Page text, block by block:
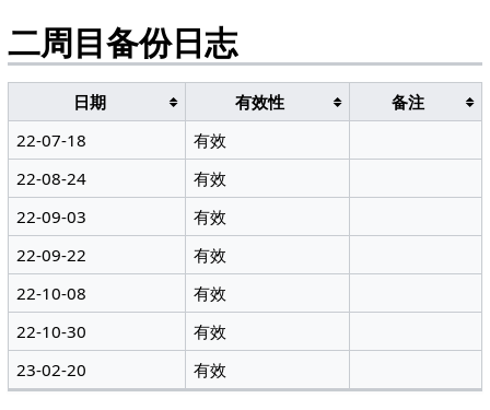
二周目备份日志
日期 有效性
备注
22-07-18
有效
22-08-24
有效
22-09-03
有效
22-09-22
有效
22-10-08
有效
22-10-30
有效
23-02-20
有效